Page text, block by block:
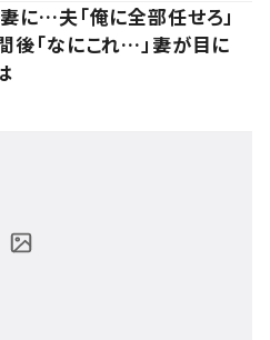
に…夫「俺に全部任せろ」
後「なにこれ…」妻が目に